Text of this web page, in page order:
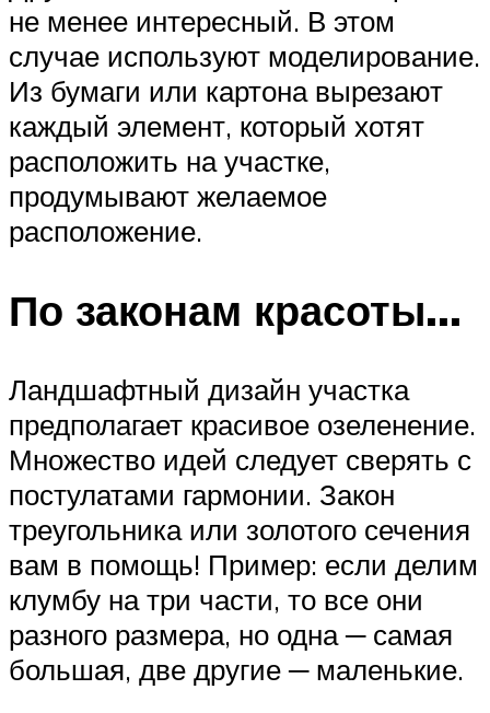
не менее интересный. В этом
случае используют моделирование.
Из бумаги или картона вырезают
каждый элемент, который хотят
расположить на участке,
продумывают желаемое
расположение.
По законам красоты…
Ландшафтный дизайн участка
предполагает красивое озеленение.
Множество идей следует сверять с
постулатами гармонии. Закон
треугольника или золотого сечения
вам в помощь! Пример: если делим
клумбу на три части, то все они
разного размера, но одна ─ самая
большая, две другие ─ маленькие.